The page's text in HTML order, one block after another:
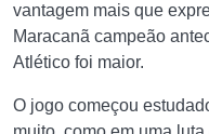
vantagem mais que
Maracanã campeão
Atlético foi maior.
O jogo começou